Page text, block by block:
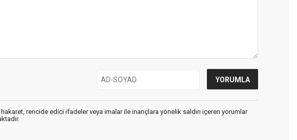
hakaret, rencide edici ifadeler veya imalar ile inançlara yönelik saldırı içeren yorumlar